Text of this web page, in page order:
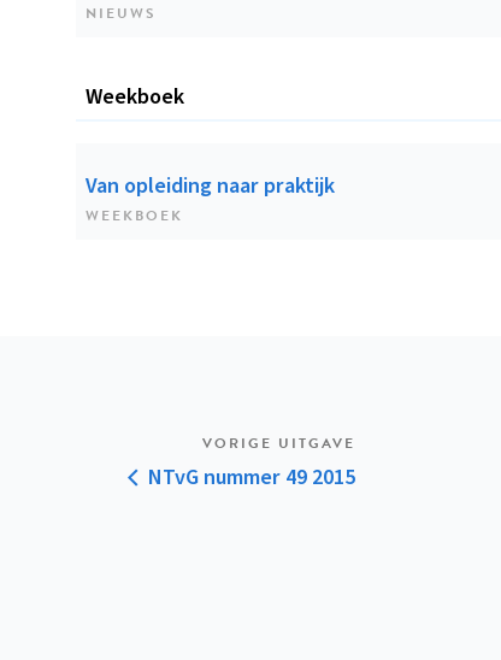
NIEUWS
Weekboek
Van opleiding naar praktijk
WEEKBOEK
VORIGE UITGAVE
NTvG nummer 49 2015